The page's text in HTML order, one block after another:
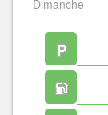
Dimanche